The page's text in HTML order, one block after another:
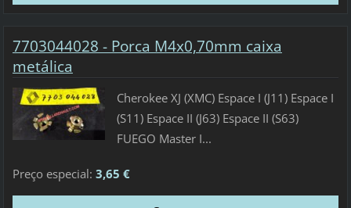
7703044028 - Porca M4x0,70mm caixa
metálica
Cherokee XJ (XMC) Espace I (J11) Espace I
(S11) Espace II (J63) Espace II (S63)
FUEGO Master I...
Preço especial: 3,65 €